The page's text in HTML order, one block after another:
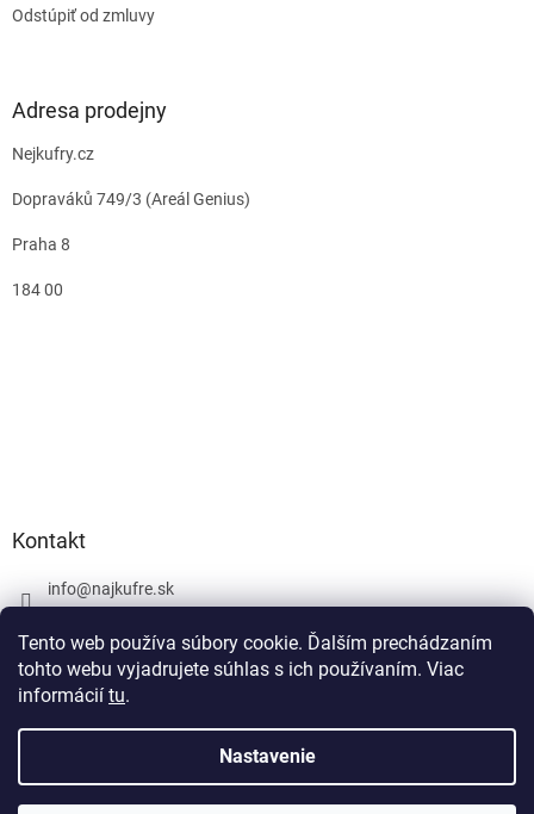
Tento web používa súbory cookie. Ďalším prechádzaním
tohto webu vyjadrujete súhlas s ich používaním. Viac
informácií tu.
Nastavenie
Odstúpiť od zmluvy
Adresa prodejny
Nejkufry.cz
Dopraváků 749/3 (Areál Genius)
Praha 8
184 00
Kontakt
info@najkufre.sk
Facebook
Vytvoril Shoptet